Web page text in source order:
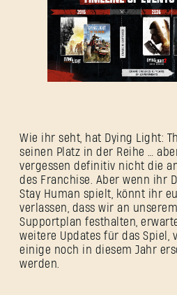
Wie ihr seht, hat Dying Light:
seinen Platz in der Reihe …
vergessen definitiv nicht die
des Franchise. Aber wenn ihr
Stay Human spielt, könnt ihr
verlassen, dass wir an
Supportplan festhalten,
weitere Updates für das Spiel,
einige noch in diesem Jahr
werden.